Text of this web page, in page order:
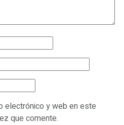
electrónico y web en este
que comente.